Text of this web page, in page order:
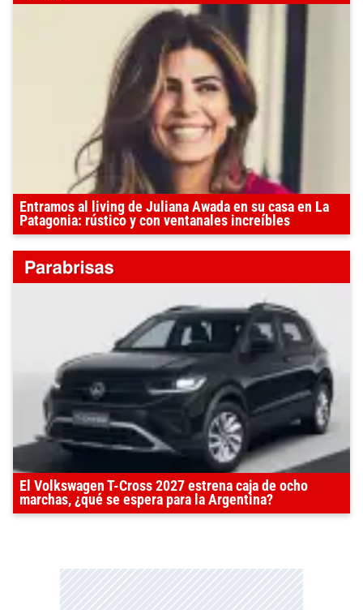
Entramos al living de Juliana Awada en su casa en La
Patagonia: rústico y con ventanales increíbles
El Volkswagen T-Cross 2027 estrena caja de ocho
marchas, ¿qué se espera para la Argentina?